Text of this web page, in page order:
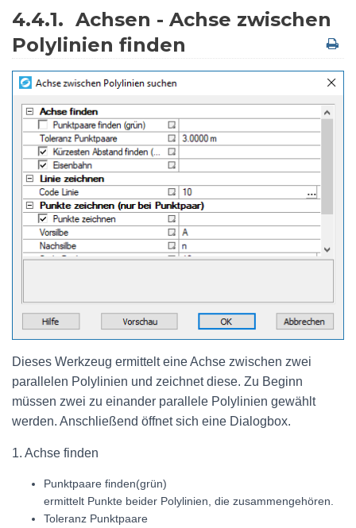
4.4.1. Achsen - Achse zwischen
Polylinien finden
Dieses Werkzeug ermittelt eine Achse zwischen zwei
parallelen Polylinien und zeichnet diese. Zu Beginn
müssen zwei zu einander parallele Polylinien gewählt
werden. Anschließend öffnet sich eine Dialogbox.
1. Achse finden
Punktpaare finden(grün)
ermittelt Punkte beider Polylinien, die zusammengehören.
Toleranz Punktpaare